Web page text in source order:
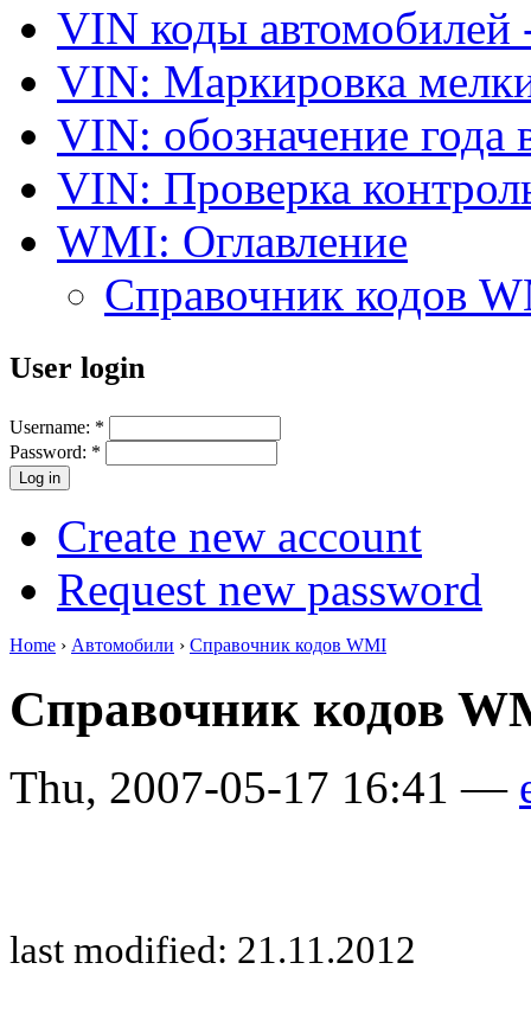
VIN коды автомобилей
VIN: Маркировка
VIN: обозначение года
VIN: Проверка
WMI: Оглавление
Справочник кодов
User login
Username: *
Password: *
Create new account
Request new password
Home › Автомобили › Справочник кодов WMI
Справочник кодов
Thu, 2007-05-17 16:41 —
last modified: 21.11.2012